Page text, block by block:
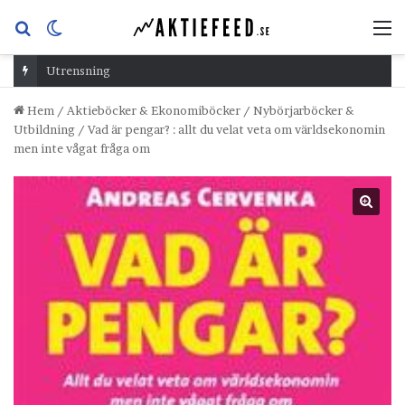
Sök
efterskin
Utrensning
Hem / Aktieböcker & Ekonomiböcker / Nybörjarböcker &
Utbildning / Vad är pengar? : allt du velat veta om världsekonomin
men inte vågat fråga om